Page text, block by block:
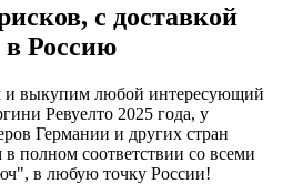
с доставкой
Россию
и выкупим любой интересующий
Ревуелто 2025 года, у
Германии и других стран
полном соответствии со всеми
в любую точку России!